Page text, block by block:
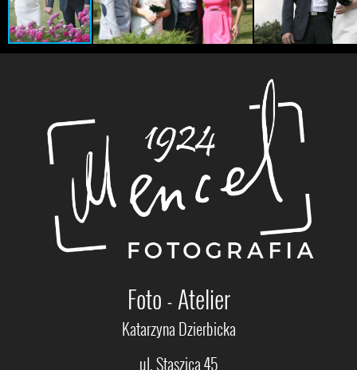
Foto - Atelier
Katarzyna Dzierbicka
ul. Staszica 45